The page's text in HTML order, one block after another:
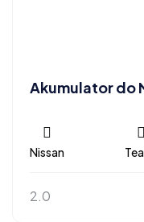
Akumulator do
Nissan
2.0